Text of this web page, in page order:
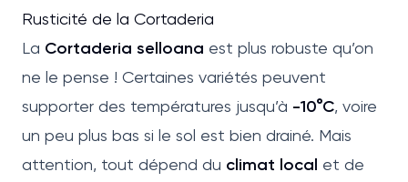
Rusticité de la Cortaderia
La Cortaderia selloana est plus robuste qu’on
ne le pense ! Certaines variétés peuvent
supporter des températures jusqu’à -10°C, voire
un peu plus bas si le sol est bien drainé. Mais
attention, tout dépend du climat local et de